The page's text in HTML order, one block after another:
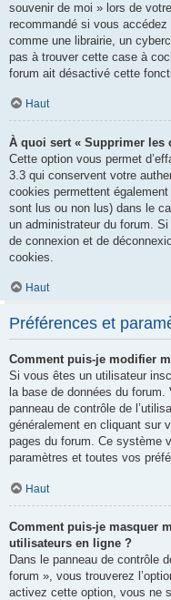
souvenir de moi » lors de
recommandé si vous accédez
comme une librairie, un
pas à trouver cette case à
forum ait désactivé cette
Haut
À quoi sert « Supprimer les
Cette option vous permet
3.3 qui conservent votre
cookies permettent
sont lus ou non lus) dans le
un administrateur du forum.
de connexion et de
cookies.
Haut
Préférences et
Comment puis-je modifier
Si vous êtes un utilisateur
la base de données du
panneau de contrôle de
généralement en cliquant sur
pages du forum. Ce système
paramètres et toutes vos
Haut
Comment puis-je masquer
utilisateurs en ligne ?
Dans le panneau de contrôle
forum », vous trouverez
activez cette option, vous ne